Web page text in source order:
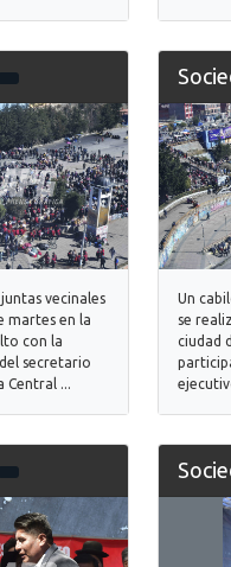
vecinales
martes en la
con la
secretario
Central ...
Un
se
ciudad